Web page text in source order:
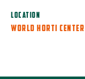
LOCATION
WORLD HORTI CENTER